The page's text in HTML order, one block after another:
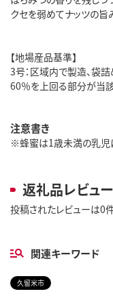
クセを弱めてナッツの旨
【地場産品基準】
3号：区域内で製造、袋
60％を上回る部分が当
注意書き
※蜂蜜は1歳未満の乳児
返礼品レビュー
投稿されたレビューは0件
関連キーワード
久留米市